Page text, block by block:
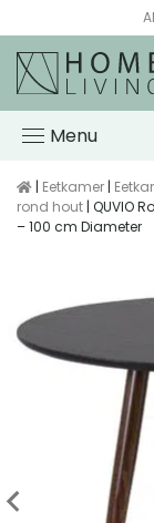
Menu
| Eetkamer |
rond hout | QUVIO
– 100 cm Diameter